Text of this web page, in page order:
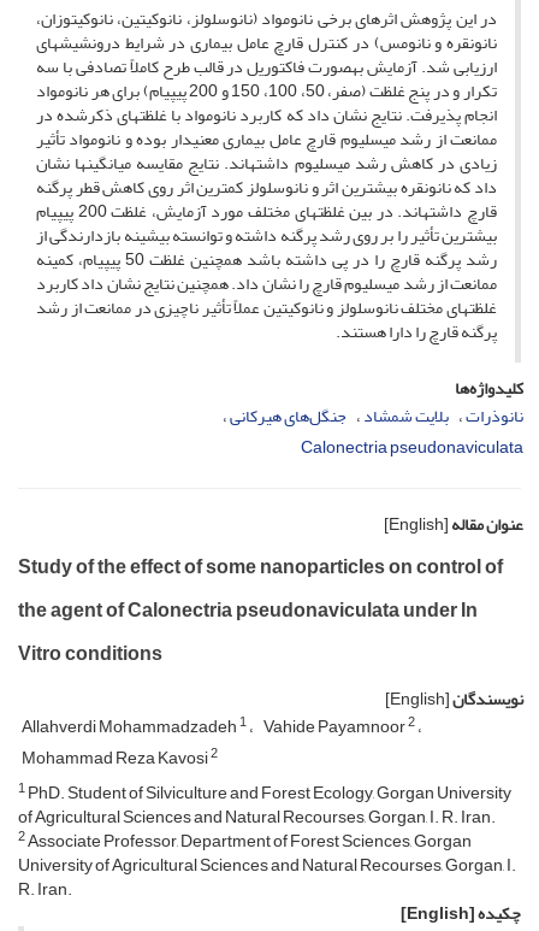
در این پژوهش اثرهای برخی نانو­مواد (نانو­سلولز، نانو­کیتین، نانو­کیتوزان،
نانو­نقره و نانومس) در کنترل قارچ عامل بیماری در شرایط درون­شیشه­ای
ارزیابی شد. آزمایش به­صورت فاکتوریل در قالب طرح کاملاً تصادفی با سه
تکرار و در پنج غلظت (صفر، 50، 100، 150 و 200 پی­پی­ام) برای هر نانومواد
انجام پذیرفت. نتایج نشان داد که کاربرد نانومواد با غلظت­های ذکر­شده در
ممانعت از رشد میسلیوم قارچ عامل بیماری معنی­دار بوده و نانو­مواد تأثیر
زیادی در کاهش رشد میسلیوم داشته­اند. نتایج مقایسه میانگین­ها نشان
داد که نانونقره بیشترین اثر و نانوسلولز کمترین اثر روی کاهش قطر پرگنه
قارچ داشته­­اند. در بین غلظت­های مختلف مورد آزمایش، غلظت 200 پی­پی­ام
بیشترین تأثیر را بر روی رشد پرگنه داشته و توانسته بیشینه بازدارندگی از
رشد پرگنه قارچ را در پی داشته باشد همچنین غلظت 50 پی­پی­ام، کمینه
ممانعت از رشد میسلیوم قارچ را نشان داد. همچنین نتایج نشان داد کاربرد
غلظت­های مختلف نانوسلولز و نانوکیتین عملاً تأثیر ناچیزی در ممانعت از رشد
پرگنه قارچ را دارا هستند.
کلیدواژه‌ها
نانو‌ذرات بلایت شمشاد جنگل‌های هیرکانی
Calonectria pseudonaviculata
عنوان مقاله[English]
Study of the effect of some nanoparticles on control of
the agent of Calonectria pseudonaviculata under In
Vitro conditions
نویسندگان[English]
Allahverdi Mohammadzadeh1 Vahide Payamnoor2
Mohammad Reza Kavosi2
1PhD. Student of Silviculture and Forest Ecology, Gorgan University
of Agricultural Sciences and Natural Recourses, Gorgan, I. R. Iran.
2Associate Professor, Department of Forest Sciences, Gorgan
University of Agricultural Sciences and Natural Recourses, Gorgan, I.
R. Iran.
چکیده[English]